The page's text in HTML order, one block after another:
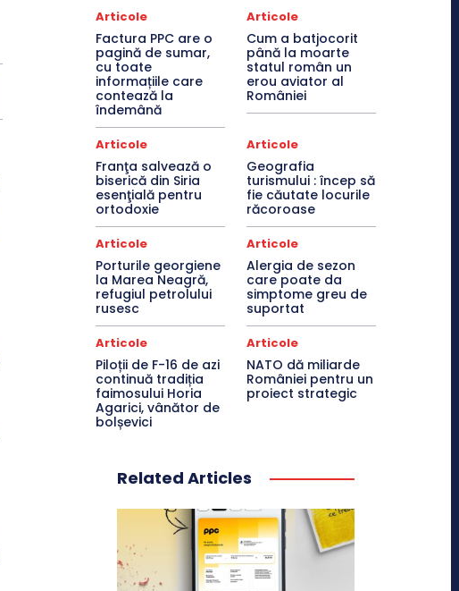
Articole
Factura PPC are o
pagină de sumar,
cu toate
informațiile care
contează la
îndemână
Articole
Cum a batjocorit
până la moarte
statul român un
erou aviator al
României
Articole
Franţa salvează o
biserică din Siria
esenţială pentru
ortodoxie
Articole
Geografia
turismului : încep să
fie căutate locurile
răcoroase
Articole
Porturile georgiene
la Marea Neagră,
refugiul petrolului
rusesc
Articole
Alergia de sezon
care poate da
simptome greu de
suportat
Articole
Piloții de F-16 de azi
continuă tradiția
faimosului Horia
Agarici, vânător de
bolșevici
Articole
NATO dă miliarde
României pentru un
proiect strategic
Related Articles